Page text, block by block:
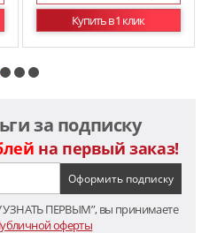
Купить в 1 клик
за подписку
на первый заказ!
ПЕРВЫМ”, вы принимаете
оферты